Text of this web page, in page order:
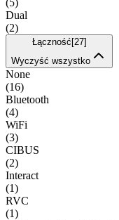
(5)
Dual
(2)
Łączność [27]
Wyczyść wszystko
None
(16)
Bluetooth
(4)
WiFi
(3)
CIBUS
(2)
Interact
(1)
RVC
(1)